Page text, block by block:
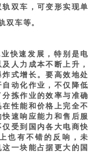
双车，可变形实现单
双车等。
快速发展，特别是电
人力成本不断上升，
式增长。要高效地处
动化作业，不仅降低
拣作业的效率与准确
性能和价格上完全不
速响应能力和售后服
受到国内各大电商快
也有不错的反响，未
一块能占据更大的国